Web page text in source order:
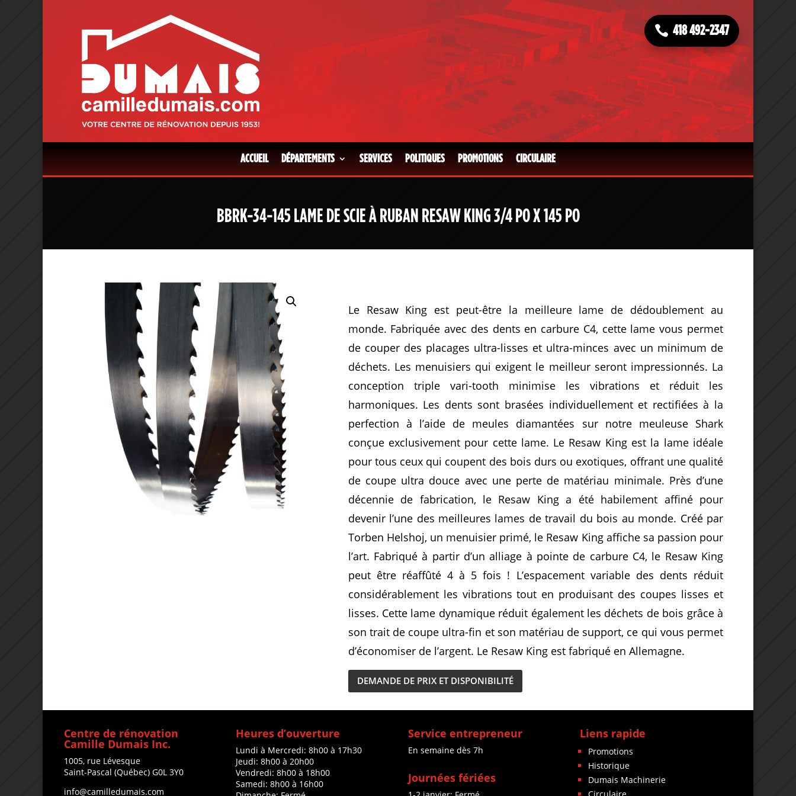
418 492-2347
ACCUEIL DÉPARTEMENTS SERVICES POLITIQUES PROMOTIONS CIRCULAIRE
BBRK-34-145 LAME DE SCIE À RUBAN RESAW KING 3/4 PO X 145 PO
Le Resaw King est peut-être la meilleure lame de dédoublement au
monde. Fabriquée avec des dents en carbure C4, cette lame vous permet
de couper des placages ultra-lisses et ultra-minces avec un minimum de
déchets. Les menuisiers qui exigent le meilleur seront impressionnés. La
conception triple vari-tooth minimise les vibrations et réduit les
harmoniques. Les dents sont brasées individuellement et rectifiées à la
perfection à l’aide de meules diamantées sur notre meuleuse Shark
conçue exclusivement pour cette lame. Le Resaw King est la lame idéale
pour tous ceux qui coupent des bois durs ou exotiques, offrant une qualité
de coupe ultra douce avec une perte de matériau minimale. Près d’une
décennie de fabrication, le Resaw King a été habilement affiné pour
devenir l’une des meilleures lames de travail du bois au monde. Créé par
Torben Helshoj, un menuisier primé, le Resaw King affiche sa passion pour
l’art. Fabriqué à partir d’un alliage à pointe de carbure C4, le Resaw King
peut être réaffûté 4 à 5 fois ! L’espacement variable des dents réduit
considérablement les vibrations tout en produisant des coupes lisses et
lisses. Cette lame dynamique réduit également les déchets de bois grâce à
son trait de coupe ultra-fin et son matériau de support, ce qui vous permet
d’économiser de l’argent. Le Resaw King est fabriqué en Allemagne.
DEMANDE DE PRIX ET DISPONIBILITÉ
Centre de rénovation
Camille Dumais Inc.
1005, rue Lévesque
Saint-Pascal (Québec) G0L 3Y0
info@camilledumais.com
Heures d’ouverture
Lundi à Mercredi: 8h00 à 17h30
Jeudi: 8h00 à 20h00
Vendredi: 8h00 à 18h00
Samedi: 8h00 à 16h00
Service entrepreneur
En semaine dès 7h
Journées fériées
Liens rapide
Promotions
Historique
Dumais Machinerie